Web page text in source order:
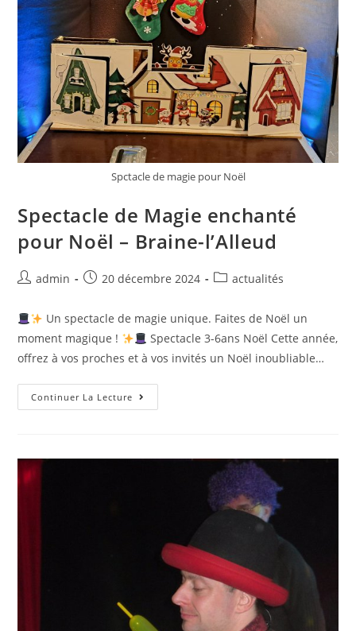
Spctacle de magie pour Noël
Spectacle de Magie enchanté
pour Noël – Braine-l’Alleud
admin 20 décembre 2024 actualités
Un spectacle de magie unique. Faites de Noël un
moment magique !
Spectacle 3-6ans Noël Cette année,
offrez à vos proches et à vos invités un Noël inoubliable…
Continuer La Lecture